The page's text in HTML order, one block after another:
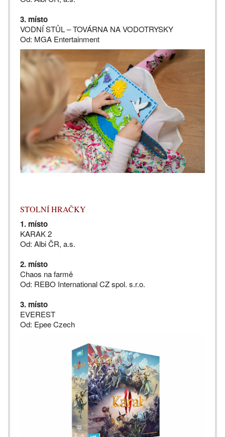
3. místo
VODNÍ STŮL – TOVÁRNA NA VODOTRYSKY
Od: MGA Entertainment
STOLNÍ HRAČKY
1. místo
KARAK 2
Od: Albi ČR, a.s.
2. místo
Chaos na farmě
Od: REBO International CZ spol. s.r.o.
3. místo
EVEREST
Od: Epee Czech